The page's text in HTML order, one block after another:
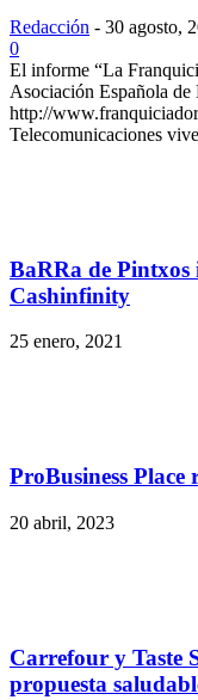
Redacción - 30 agosto,
0
El informe “La
Asociación Española
http://
Telecomunicaciones
BaRRa de Pintxos
Cashinfinity
25 enero, 2021
ProBusiness
20 abril, 2023
Carrefour y Taste
propuesta